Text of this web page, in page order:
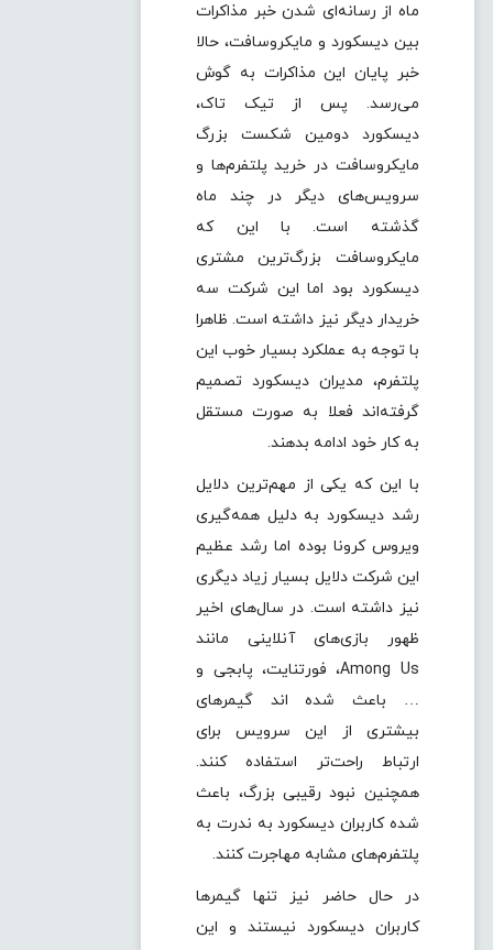
ماه از رسانه‌ای شدن خبر مذاکرات
بین دیسکورد و مایکروسافت، حالا
خبر پایان این مذاکرات به گوش
می‌رسد. پس از تیک تاک،
دیسکورد دومین شکست بزرگ
مایکروسافت در خرید پلتفرم‌ها و
سرویس‌های دیگر در چند ماه
گذشته است. با این که
مایکروسافت بزرگ‌ترین مشتری
دیسکورد بود اما این شرکت سه
خریدار دیگر نیز داشته است. ظاهرا
با توجه به عملکرد بسیار خوب این
پلتفرم، مدیران دیسکورد تصمیم
گرفته‌اند فعلا به صورت مستقل
به کار خود ادامه بدهند.
با این که یکی از مهم‌ترین دلایل
رشد دیسکورد به دلیل همه‌گیری
ویروس کرونا بوده اما رشد عظیم
این شرکت دلایل بسیار زیاد دیگری
نیز داشته است. در سال‌های اخیر
ظهور بازی‌های آنلاینی مانند
Among Us، فورتنایت، پابجی و
… باعث شده اند گیمرهای
بیشتری از این سرویس برای
ارتباط راحت‌تر استفاده کنند.
همچنین نبود رقیبی بزرگ، باعث
شده کاربران دیسکورد به ندرت به
پلتفرم‌های مشابه مهاجرت کنند.
در حال حاضر نیز تنها گیمرها
کاربران دیسکورد نیستند و این